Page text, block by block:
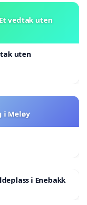
vedtak uten
uten
i Meløy
i Enebakk